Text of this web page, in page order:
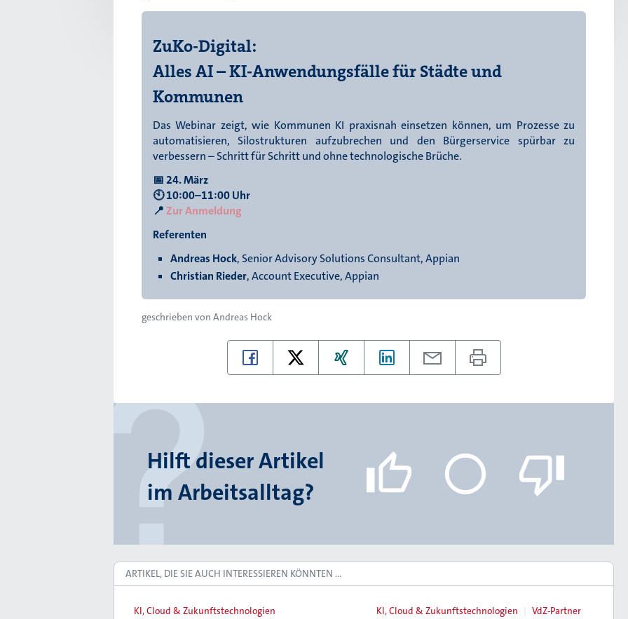
ZuKo-Digital:
Alles AI – KI-Anwendungsfälle für Städte und
Kommunen
Das Webinar zeigt, wie Kommunen KI praxisnah einsetzen können, um Prozesse zu
automatisieren, Silostrukturen aufzubrechen und den Bürgerservice spürbar zu
verbessern – Schritt für Schritt und ohne technologische Brüche.
📅 24. März
🕙 10:00–11:00 Uhr
📍 Zur Anmeldung
Referenten
Andreas Hock, Senior Advisory Solutions Consultant, Appian
Christian Rieder, Account Executive, Appian
geschrieben von Andreas Hock
Hilft dieser Artikel
im Arbeitsalltag?
ARTIKEL, DIE SIE AUCH INTERESSIEREN KÖNNTEN …
KI, Cloud & Zukunftstechnologien KI, Cloud & Zukunftstechnologien VdZ-Partner